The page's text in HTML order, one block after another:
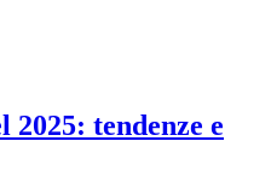
tendenze e